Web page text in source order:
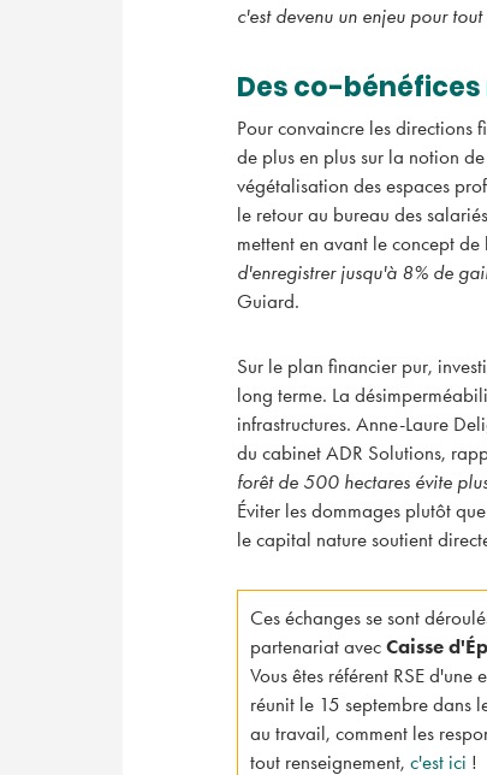
c'est devenu un enjeu pour
Des co-
Pour convaincre les directions
de plus en plus sur la notion
végétalisation des espaces
le retour au bureau des
mettent en avant le concept
d'enregistrer jusqu'à 8% de
Guiard.
Sur le plan financier pur,
long terme. La
infrastructures. Anne-Laure
du cabinet ADR Solutions,
forêt de 500 hectares évite
Éviter les dommages plutôt
le capital nature soutient
Ces échanges se sont
partenariat avec Caisse
Vous êtes référent RSE
réunit le 15 septembre dans
au travail, comment les
tout renseignement, c'est ici !